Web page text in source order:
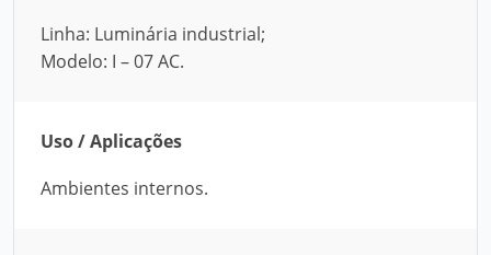
Linha: Luminária industrial;
Modelo: I – 07 AC.
Uso / Aplicações
Ambientes internos.